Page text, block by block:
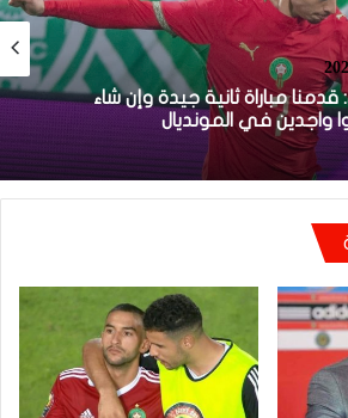
مباراة ثانية جيدة وإن شاء
واجدين في المونديال
تعاملو مزيان مع المباراة وخا
كنحاولوا نركزوا باش نعاونوا